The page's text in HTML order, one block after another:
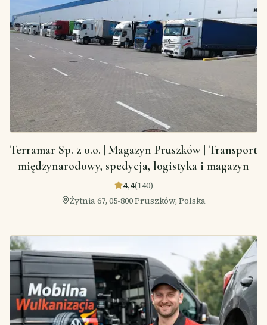
Terramar Sp. z o.o. | Magazyn Pruszków | Transport
międzynarodowy, spedycja, logistyka i magazyn
4,4(140)
Żytnia 67, 05-800 Pruszków, Polska